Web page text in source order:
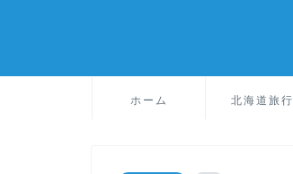
ホーム 北海道旅行